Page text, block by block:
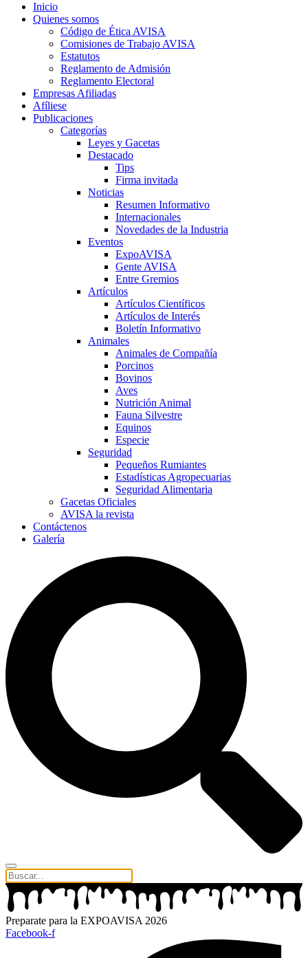
Inicio
Quienes somos
Código de Ética AVISA
Comisiones de Trabajo AVISA
Estatutos
Reglamento de Admisión
Reglamento Electoral
Empresas Afiliadas
Afíliese
Publicaciones
Categorías
Leyes y Gacetas
Destacado
Tips
Firma invitada
Noticias
Resumen Informativo
Internacionales
Novedades de la Industria
Eventos
ExpoAVISA
Gente AVISA
Entre Gremios
Artículos
Artículos Científicos
Artículos de Interés
Boletín Informativo
Animales
Animales de Compañía
Porcinos
Bovinos
Aves
Nutrición Animal
Fauna Silvestre
Equinos
Especie
Seguridad
Pequeños Rumiantes
Estadísticas Agropecuarias
Seguridad Alimentaria
Gacetas Oficiales
AVISA la revista
Contáctenos
Galería
Preparate para la EXPOAVISA 2026
Facebook-f